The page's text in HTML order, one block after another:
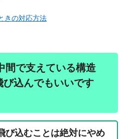
きの対応方法
間で支えている構造
込んでもいいです
び込むことは絶対にやめ